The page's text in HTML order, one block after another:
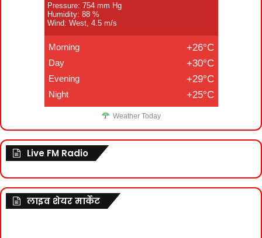
Pressure: 754 mm Hg
Humidity: 88 %
Wind: West, 4.5 m/s
Morning +26°C
Day +30°C
Evening +29°C
Night +25°C
Weather Today
Live FM Radio
लाइव शेयर मार्केट